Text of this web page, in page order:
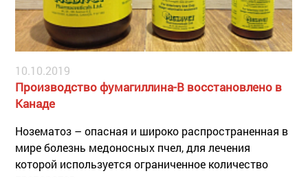
10.10.2019
Производство фумагиллина-В восстановлено в
Канаде
Нозематоз – опасная и широко распространенная в
мире болезнь медоносных пчел, для лечения
которой используется ограниченное количество